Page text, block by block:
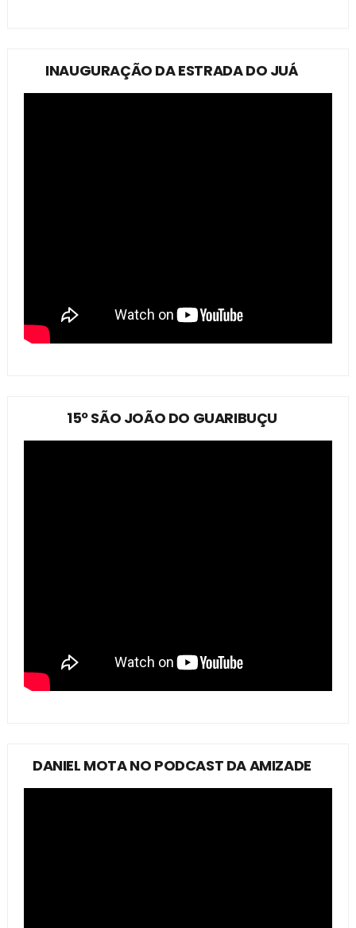
INAUGURAÇÃO DA ESTRADA DO JUÁ
15º SÃO JOÃO DO GUARIBUÇU
DANIEL MOTA NO PODCAST DA AMIZADE